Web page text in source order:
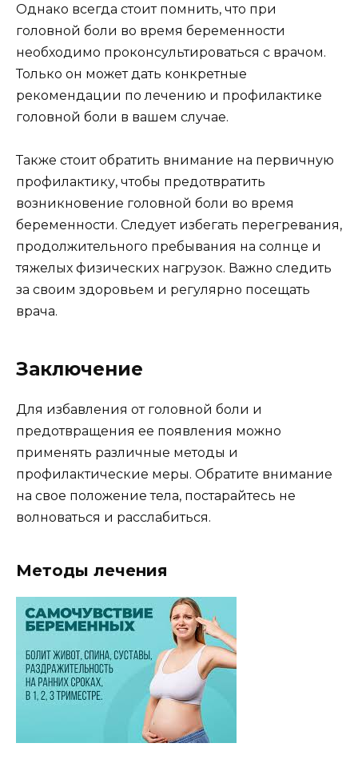
Однако всегда стоит помнить, что при
головной боли во время беременности
необходимо проконсультироваться с врачом.
Только он может дать конкретные
рекомендации по лечению и профилактике
головной боли в вашем случае.
Также стоит обратить внимание на первичную
профилактику, чтобы предотвратить
возникновение головной боли во время
беременности. Следует избегать перегревания,
продолжительного пребывания на солнце и
тяжелых физических нагрузок. Важно следить
за своим здоровьем и регулярно посещать
врача.
Заключение
Для избавления от головной боли и
предотвращения ее появления можно
применять различные методы и
профилактические меры. Обратите внимание
на свое положение тела, постарайтесь не
волноваться и расслабиться.
Методы лечения